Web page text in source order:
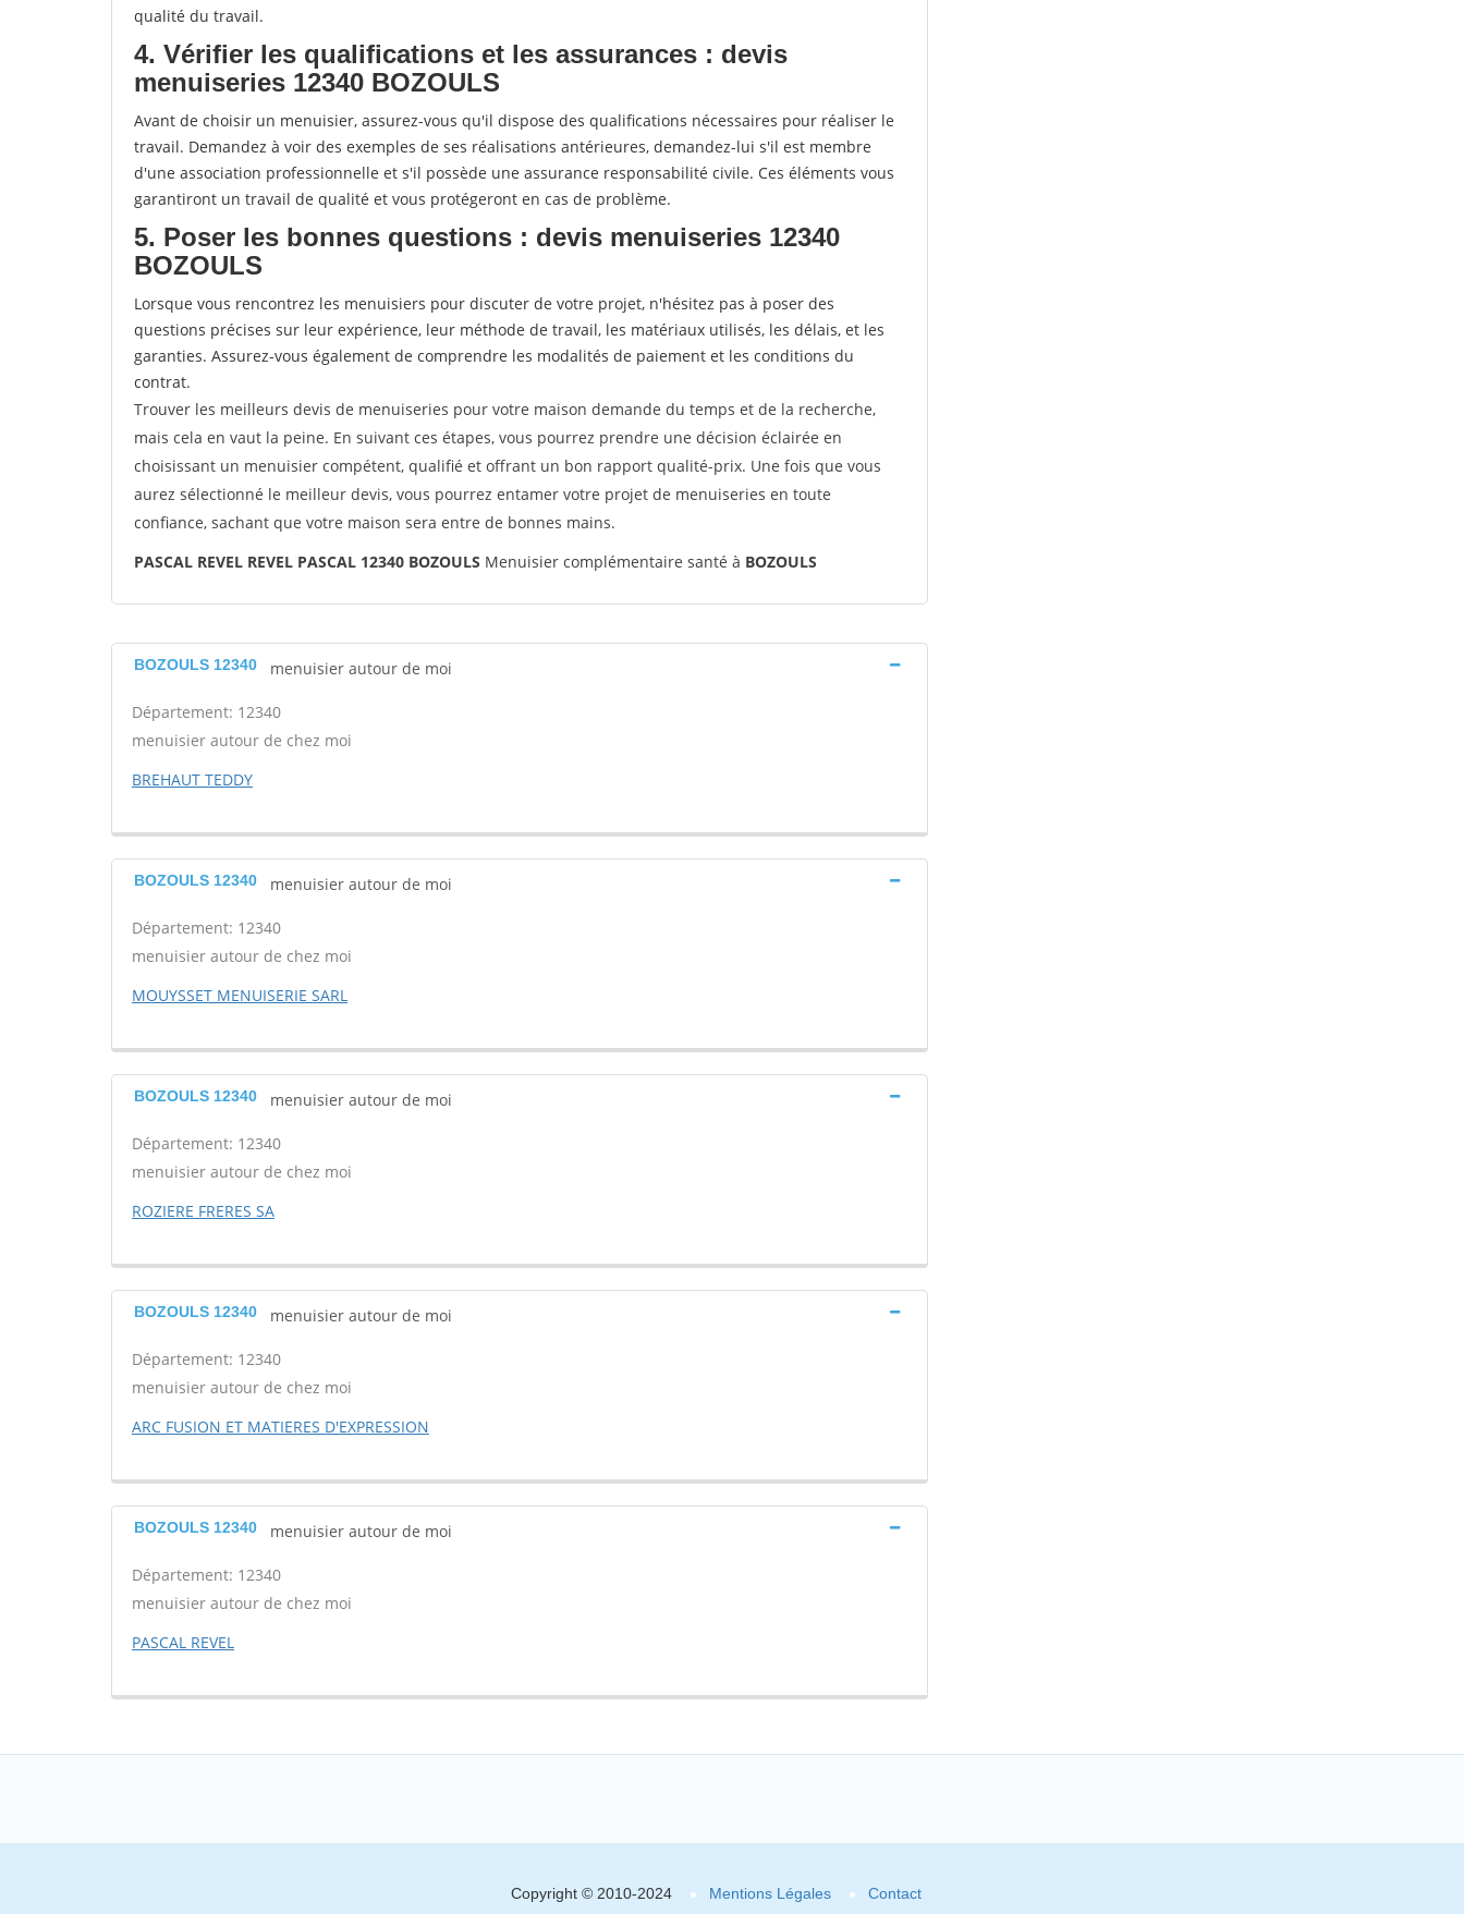
qualité du travail.
4. Vérifier les qualifications et les assurances : devis
menuiseries 12340 BOZOULS
Avant de choisir un menuisier, assurez-vous qu'il dispose des qualifications nécessaires pour réaliser le
travail. Demandez à voir des exemples de ses réalisations antérieures, demandez-lui s'il est membre
d'une association professionnelle et s'il possède une assurance responsabilité civile. Ces éléments vous
garantiront un travail de qualité et vous protégeront en cas de problème.
5. Poser les bonnes questions : devis menuiseries 12340
BOZOULS
Lorsque vous rencontrez les menuisiers pour discuter de votre projet, n'hésitez pas à poser des
questions précises sur leur expérience, leur méthode de travail, les matériaux utilisés, les délais, et les
garanties. Assurez-vous également de comprendre les modalités de paiement et les conditions du
contrat.
Trouver les meilleurs devis de menuiseries pour votre maison demande du temps et de la recherche,
mais cela en vaut la peine. En suivant ces étapes, vous pourrez prendre une décision éclairée en
choisissant un menuisier compétent, qualifié et offrant un bon rapport qualité-prix. Une fois que vous
aurez sélectionné le meilleur devis, vous pourrez entamer votre projet de menuiseries en toute
confiance, sachant que votre maison sera entre de bonnes mains.
PASCAL REVEL REVEL PASCAL 12340 BOZOULS Menuisier complémentaire santé à BOZOULS
BOZOULS 12340 menuisier autour de moi
Département: 12340
menuisier autour de chez moi
BREHAUT TEDDY
BOZOULS 12340 menuisier autour de moi
Département: 12340
menuisier autour de chez moi
MOUYSSET MENUISERIE SARL
BOZOULS 12340 menuisier autour de moi
Département: 12340
menuisier autour de chez moi
ROZIERE FRERES SA
BOZOULS 12340 menuisier autour de moi
Département: 12340
menuisier autour de chez moi
ARC FUSION ET MATIERES D'EXPRESSION
BOZOULS 12340 menuisier autour de moi
Département: 12340
menuisier autour de chez moi
PASCAL REVEL
Copyright © 2010-2024 Mentions Légales Contact